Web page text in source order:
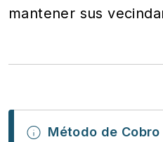
mantener sus
Método de Cobro